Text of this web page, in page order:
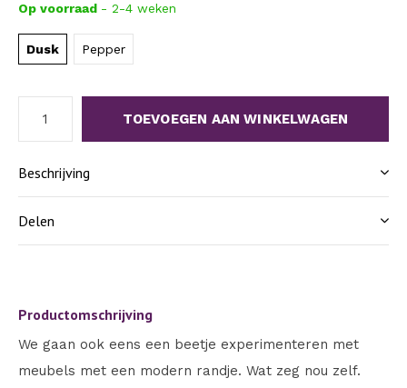
Op voorraad - 2-4 weken
Dusk Pepper
TOEVOEGEN AAN WINKELWAGEN
Beschrijving
Delen
Productomschrijving
We gaan ook eens een beetje experimenteren met
meubels met een modern randje. Wat zeg nou zelf.